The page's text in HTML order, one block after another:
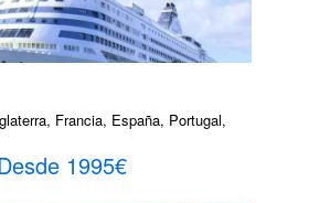
Francia, España, Portugal,
1995€